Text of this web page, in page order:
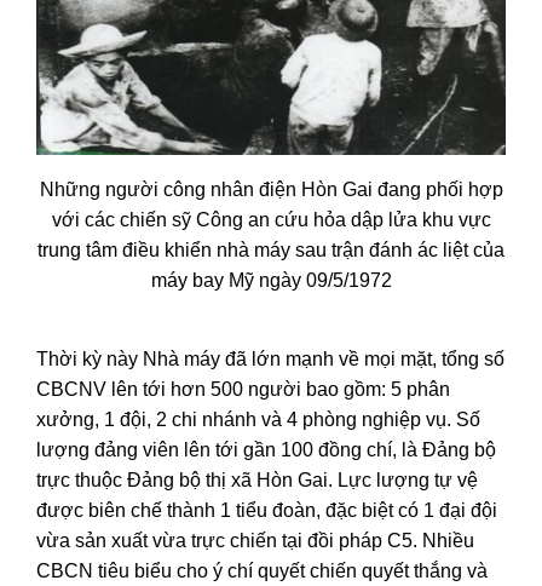
Những người công nhân điện Hòn Gai đang phối hợp
với các chiến sỹ Công an cứu hỏa dập lửa khu vực
trung tâm điều khiển nhà máy sau trận đánh ác liệt của
máy bay Mỹ ngày 09/5/1972
Thời kỳ này Nhà máy đã lớn mạnh về mọi mặt, tổng số
CBCNV lên tới hơn 500 người bao gồm: 5 phân
xưởng, 1 đội, 2 chi nhánh và 4 phòng nghiệp vụ. Số
lượng đảng viên lên tới gần 100 đồng chí, là Đảng bộ
trực thuộc Đảng bộ thị xã Hòn Gai. Lực lượng tự vệ
được biên chế thành 1 tiểu đoàn, đặc biệt có 1 đại đội
vừa sản xuất vừa trực chiến tại đồi pháp C5. Nhiều
CBCN tiêu biểu cho ý chí quyết chiến quyết thắng và